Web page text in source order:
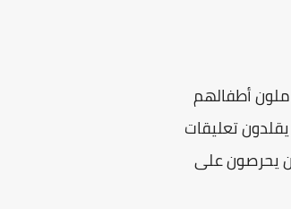
أطفالهم
تعليقات
يحرصون على